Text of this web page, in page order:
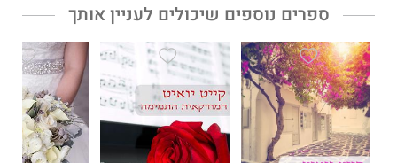
ספרים נוספים שיכולים לעניין אותך